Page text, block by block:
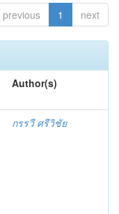
previous 1 next
Author(s)
กรรวี ศรีวิชัย